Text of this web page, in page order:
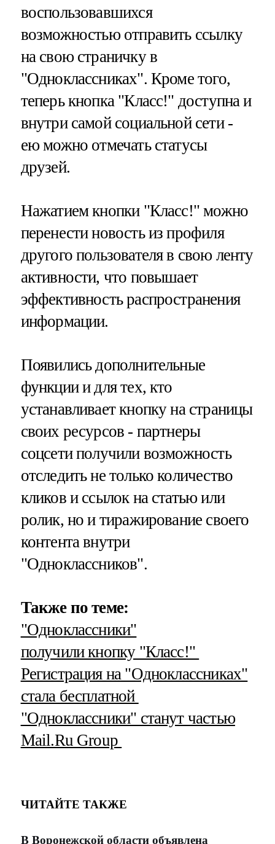
воспользовавшихся
возможностью отправить ссылку
на свою страничку в
"Одноклассниках". Кроме того,
теперь кнопка "Класс!" доступна и
внутри самой социальной сети -
ею можно отмечать статусы
друзей.
Нажатием кнопки "Класс!" можно
перенести новость из профиля
другого пользователя в свою ленту
активности, что повышает
эффективность распространения
информации.
Появились дополнительные
функции и для тех, кто
устанавливает кнопку на страницы
своих ресурсов - партнеры
соцсети получили возможность
отследить не только количество
кликов и ссылок на статью или
ролик, но и тиражирование своего
контента внутри
"Одноклассников".
Также по теме:
"Одноклассники"
получили кнопку "Класс!"
Регистрация на "Одноклассниках"
стала бесплатной
"Одноклассники" станут частью
Mail.Ru Group
ЧИТАЙТЕ ТАКЖЕ
В Воронежской области объявлена